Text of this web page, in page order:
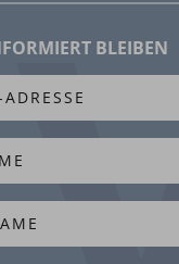
BLEIBEN